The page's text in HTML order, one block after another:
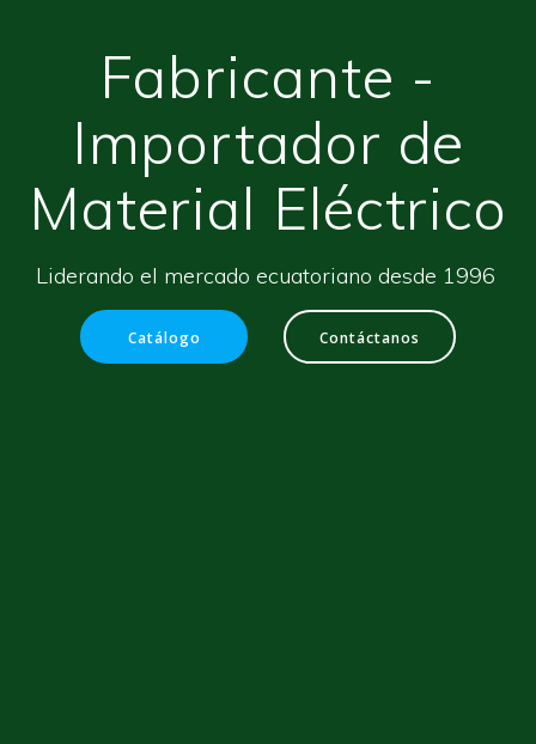
Fabricante -
Importador de
Material Eléctrico
Liderando el mercado ecuatoriano desde 1996
Catálogo Contáctanos